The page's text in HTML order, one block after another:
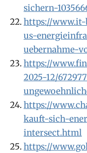
sichern-
https://www.it-
us-
uebernahme-
https://
2025-12/
https://
kauft-sich-
intersect.html
https://